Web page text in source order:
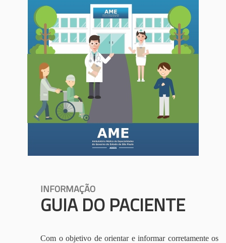
INFORMAÇÃO
GUIA DO PACIENTE
Com o objetivo de orientar e informar corretamente os